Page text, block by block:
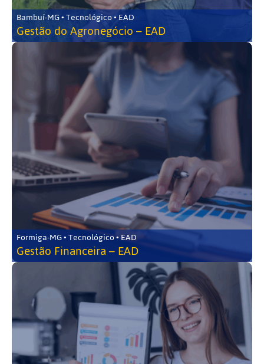
Bambuí-MG • Tecnológico • EAD
Gestão do Agronegócio – EAD
Formiga-MG • Tecnológico • EAD
Gestão Financeira – EAD